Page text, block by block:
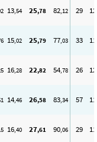
13,54 25,78 82,12 29 12
15,02 25,79 77,03 33 11
16,28 22,82 54,78 26 12
14,46 26,58 83,34 57 11
16,40 27,61 90,06 29 11